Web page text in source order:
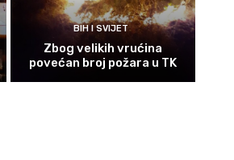
BIH I SVIJET
Zbog velikih vrućina
povećan broj požara u TK